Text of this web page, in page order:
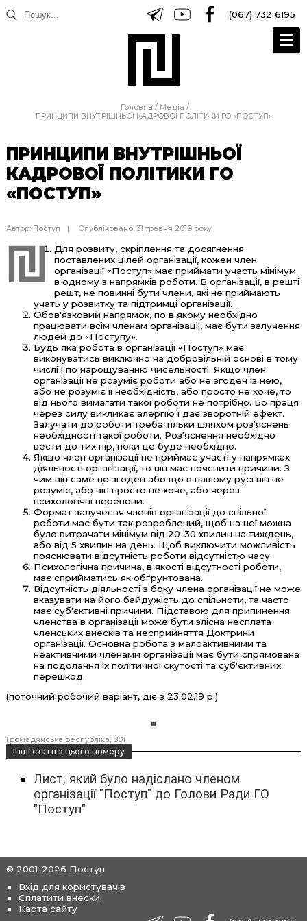
(067) 732 6195
Головна / Медіа /
ПРИНЦИПИ ВНУТРІШНЬОЇ КАДРОВОЇ ПОЛІТИКИ ГО «ПОСТУП»
ПРИНЦИПИ ВНУТРІШНЬОЇ
КАДРОВОЇ ПОЛІТИКИ ГО
«ПОСТУП»
Автор: Поступ Опубліковано: 31 травня 2019 року
Для розвиту, скріплення та досягнення
поставлених цілей організації, кожен член
організації «Поступ» має приймати участь мінімум
в одному з напрямків роботи. В організації, в решті
решт, не повинні бути члени, які не приймають
учать у розвитку та підтримці організації.
Обов'язковий напрямок, по в якому необхідно
працювати всім членам організації, має бути залучення
людей до «Поступу».
Будь яка робота в організації «Поступ» має
виконуватись виключно на добровільній основі в тому
числі і по нарощуванню чисельності. Якщо член
організації не розуміє роботи або не згоден із нею,
або не розуміє її необхідність, або просто не хоче, то
від нього вимагати такої роботи не потрібно. Бо праця
через силу викликає алергію і дає зворотній ефект.
Залучати до роботи треба тільки шляхом роз'яснень
необхідності такої роботи. Роз'яснення необхідно
вести до тих пір, поки це буде необхідно.
Якщо член організації не приймає участі у напрямках
діяльності організації, то він має пояснити причини. З
чим він саме не згоден або що в нашому русі він не
розуміє, або він просто не хоче, або через
психологічні перепони.
Формат залучення членів організації до спільної
роботи має бути так розроблений, щоб на неї можна
було витрачати мінімум від 20-30 хвилин на тиждень,
або від 5 хвилин на день. Щоб виключити можливість
пояснювати відсутність роботи відсутністю часу.
Психологічна причина, в якості відсутності роботи,
має сприйматись як обґрунтована.
Відсутність діяльності з боку члена організації не може
вказувати на його байдужість до спільноти, та часто
має суб'єктивні причини. Підставою для припинення
членства в організації може бути злісна несплата
членських внесків та несприйняття Доктрини
організації. Основна робота з малоактивними та
неактивними членами організації має бути спрямована
на подолання їх політичної скутості та суб'єктивних
перешкод.
(поточний робочий варіант, діє з 23.02.19 р.)
Громадянська республіка 801
інші статті з цього номеру
Лист, який було надіслано членом
організації "Поступ" до Голови Ради ГО
"Поступ"
© 2001-2026 Поступ
Вхід для користувачів
Сплатити внески
Карта сайту